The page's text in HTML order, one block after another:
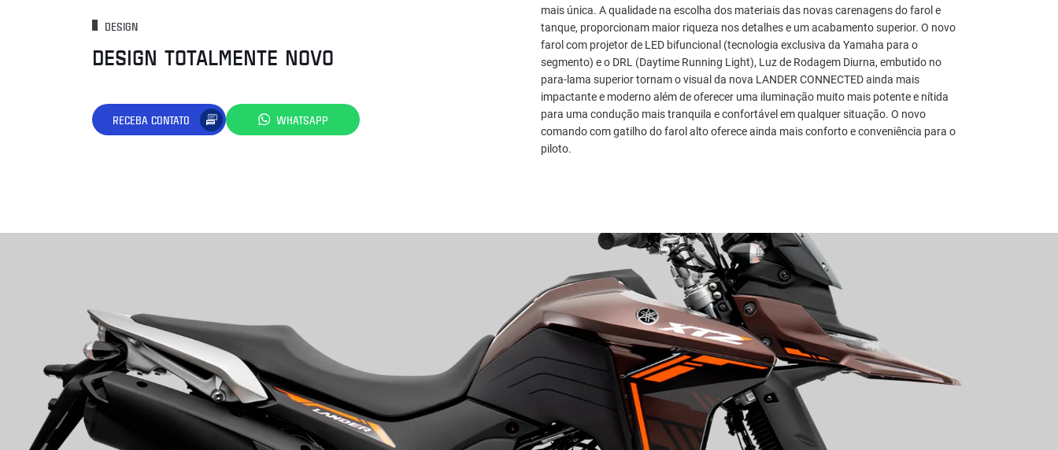
DESIGN
DESIGN TOTALMENTE NOVO
RECEBA CONTATO WHATSAPP
mais única. A qualidade na escolha dos materiais das novas carenagens do farol e
tanque, proporcionam maior riqueza nos detalhes e um acabamento superior. O novo
farol com projetor de LED bifuncional (tecnologia exclusiva da Yamaha para o
segmento) e o DRL (Daytime Running Light), Luz de Rodagem Diurna, embutido no
para-lama superior tornam o visual da nova LANDER CONNECTED ainda mais
impactante e moderno além de oferecer uma iluminação muito mais potente e nítida
para uma condução mais tranquila e confortável em qualquer situação. O novo
comando com gatilho do farol alto oferece ainda mais conforto e conveniência para o
piloto.